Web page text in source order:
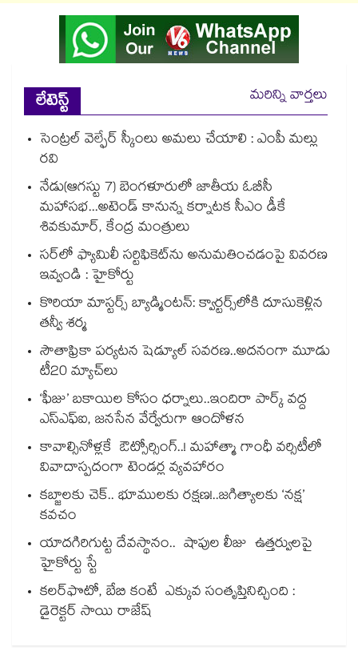
లేటెస్ట్
మరిన్ని వార్తలు
సెంట్రల్ వెల్ఫేర్ స్కీంలు అమలు చేయాలి : ఎంపీ మల్లు
రవి
నేడు(ఆగస్టు 7) బెంగళూరులో జాతీయ ఓబీసీ
మహాసభ...అటెండ్ కానున్న కర్నాటక సీఎం డీకే
శివకుమార్, కేంద్ర మంత్రులు
సర్‌‌‌‌లో ఫ్యామిలీ సర్టిఫికెట్‌‌ను అనుమతించడంపై వివరణ
ఇవ్వండి : హైకోర్టు
కొరియా మాస్టర్స్ బ్యాడ్మింటన్: క్వార్టర్స్‌లోకి దూసుకెళ్లిన
తన్వీ శర్మ
సౌతాఫ్రికా పర్యటన షెడ్యూల్ సవరణ..అదనంగా మూడు
టీ20 మ్యాచ్‌లు
‘ఫీజు’ బకాయిల కోసం ధర్నాలు..ఇందిరా పార్క్ వద్ద
ఎస్ఎఫ్ఐ, జనసేన వేర్వేరుగా ఆందోళన
కావాల్సినోళ్లకే ఔట్సోర్సింగ్..! మహాత్మా గాంధీ వర్సిటీలో
వివాదాస్పదంగా టెండర్ల వ్యవహారం
కబ్జాలకు చెక్.. భూములకు రక్షణ!..జగిత్యాలకు ‘నక్ష’
కవచం
యాదగిరిగుట్ట దేవస్థానం.. షాపుల లీజు ఉత్తర్వులపై
హైకోర్టు స్టే
కలర్‌‌‌‌‌‌‌‌‌‌‌‌‌‌‌‌ఫొటో, బేబి కంటే ఎక్కువ సంతృప్తినిచ్చింది :
డైరెక్టర్ సాయి రాజేష్